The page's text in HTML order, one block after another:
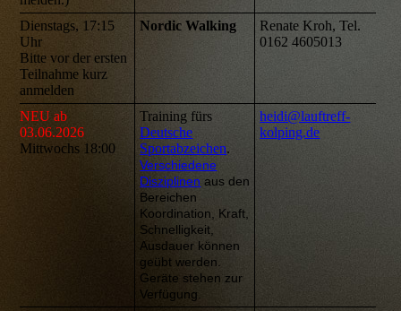
Dienstags, 17:15
Uhr
Bitte vor der ersten
Teilnahme kurz
anmelden
Nordic Walking
Renate Kroh, Tel.
0162 4605013
NEU ab
03.06.2026
Mittwochs 18:00
Training fürs
Deutsche
Sportabzeichen.
Verschiedene
Disziplinen aus den
Bereichen
Koordination, Kraft,
Schnelligkeit,
Ausdauer können
geübt werden.
Geräte stehen zur
Verfügung.
heidi@lauftreff-
kolping.de